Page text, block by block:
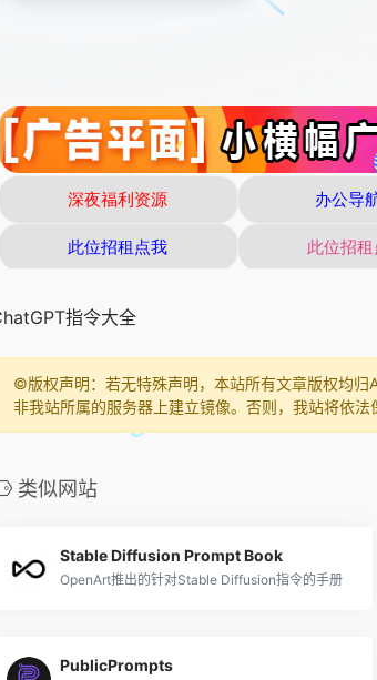
指令大全
©️版权声明：若无特殊声明，本站所有文章版权均
非我站所属的服务器上建立镜像。否则，我站将依法
类似网站
Stable Diffusion Prompt Book
OpenArt推出的针对Stable Diffusion指令的手册
PublicPrompts